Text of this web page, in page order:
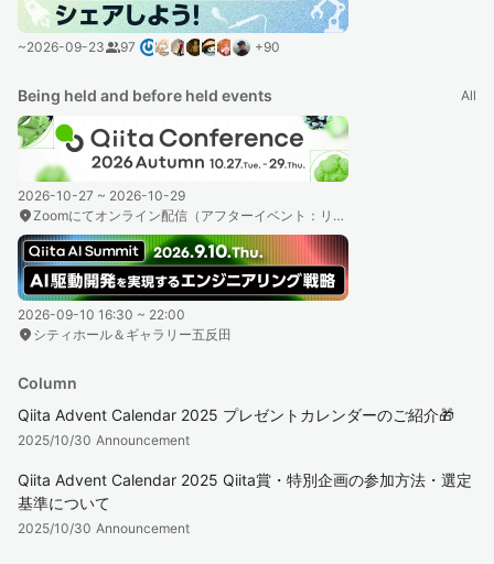
~2026-09-23group97 +90
Being held and before held events All
2026-10-27 ~ 2026-10-29
location_on Zoomにてオンライン配信（アフターイベント：リアル会場開催）
2026-09-10 16:30 ~ 22:00
location_on シティホール＆ギャラリー五反田
Column
Qiita Advent Calendar 2025 プレゼントカレンダーのご紹介🎁
2025/10/30 Announcement
Qiita Advent Calendar 2025 Qiita賞・特別企画の参加方法・選定
基準について
2025/10/30 Announcement